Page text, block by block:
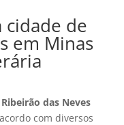
de
em Minas
das Neves
com diversos